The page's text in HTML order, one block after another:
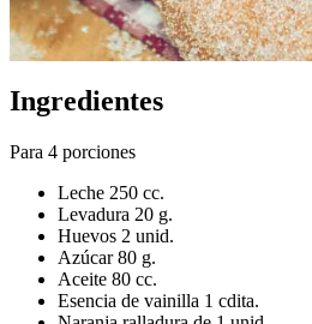
Ingredientes
Para 4 porciones
Leche 250 cc.
Levadura 20 g.
Huevos 2 unid.
Azúcar 80 g.
Aceite 80 cc.
Esencia de vainilla 1 cdita.